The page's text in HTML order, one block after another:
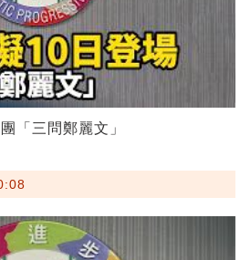
「三問鄭麗文」